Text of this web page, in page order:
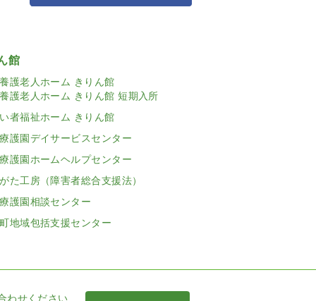
館
護老人ホーム きりん館
護老人ホーム きりん館 短期入所
者福祉ホーム きりん館
護園デイサービスセンター
護園ホームヘルプセンター
た工房（障害者総合支援法）
護園相談センター
地域包括支援センター
わせください